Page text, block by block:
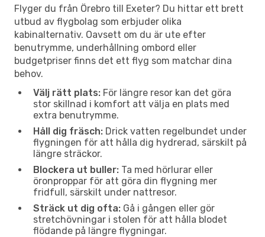
Flyger du från Örebro till Exeter? Du hittar ett brett
utbud av flygbolag som erbjuder olika
kabinalternativ. Oavsett om du är ute efter
benutrymme, underhållning ombord eller
budgetpriser finns det ett flyg som matchar dina
behov.
Välj rätt plats: För längre resor kan det göra
stor skillnad i komfort att välja en plats med
extra benutrymme.
Håll dig fräsch: Drick vatten regelbundet under
flygningen för att hålla dig hydrerad, särskilt på
längre sträckor.
Blockera ut buller: Ta med hörlurar eller
öronproppar för att göra din flygning mer
fridfull, särskilt under nattresor.
Sträck ut dig ofta: Gå i gången eller gör
stretchövningar i stolen för att hålla blodet
flödande på längre flygningar.